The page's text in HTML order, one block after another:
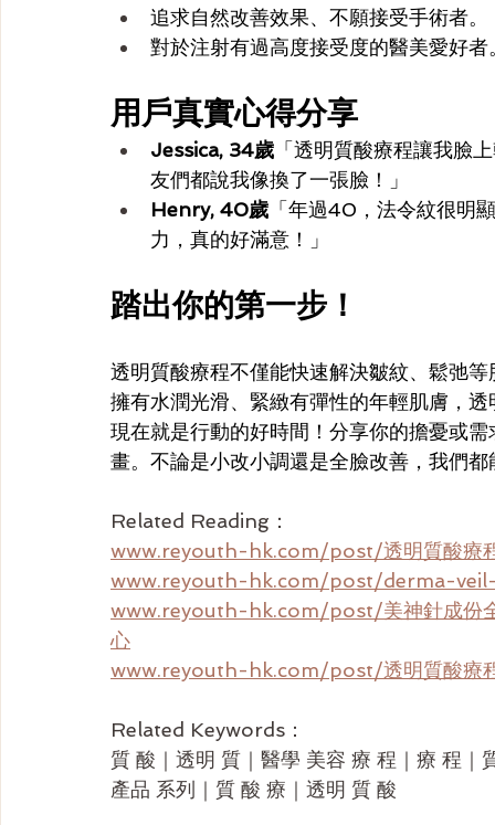
追求自然改善效果、不願接受手術者。
對於注射有過高度接受度的醫美愛好者
用戶真實心得分享
Jessica, 34歲 「透明質酸療程讓我臉
友們都說我像換了一張臉！」
Henry, 40歲 「年過40，法令紋很明
力，真的好滿意！」
踏出你的第一步！
透明質酸療程不僅能快速解決皺紋、鬆弛
擁有水潤光滑、緊緻有彈性的年輕肌膚，
現在就是行動的好時間！分享你的擔憂或
畫。不論是小改小調還是全臉改善，我們都
Related Reading：
www.reyouth-hk.com/post/透明質酸療
www.reyouth-hk.com/post/derma-veil-
www.reyouth-hk.com/post/美神針成份
心
www.reyouth-hk.com/post/透明質酸療
Related Keywords：
質 酸｜透明 質｜醫學 美容 療 程｜療 程
產品 系列｜質 酸 療｜透明 質 酸